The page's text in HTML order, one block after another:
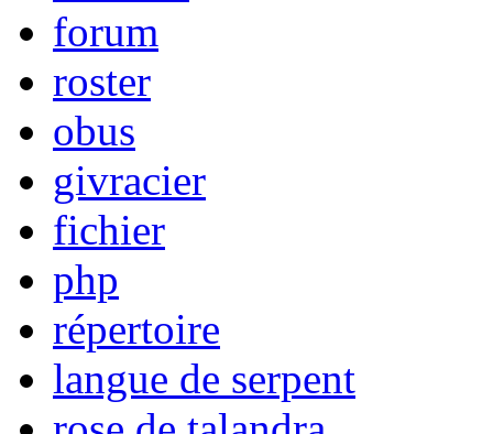
forum
roster
obus
givracier
fichier
php
répertoire
langue de serpent